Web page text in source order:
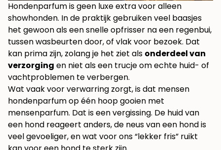
Hondenparfum is geen luxe extra voor alleen
showhonden. In de praktijk gebruiken veel baasjes
het gewoon als een snelle opfrisser na een regenbui,
tussen wasbeurten door, of vlak voor bezoek. Dat
kan prima zijn, zolang je het ziet als onderdeel van
verzorging en niet als een trucje om echte huid- of
vachtproblemen te verbergen.
Wat vaak voor verwarring zorgt, is dat mensen
hondenparfum op één hoop gooien met
mensenparfum. Dat is een vergissing. De huid van
een hond reageert anders, de neus van een hond is
veel gevoeliger, en wat voor ons “lekker fris” ruikt